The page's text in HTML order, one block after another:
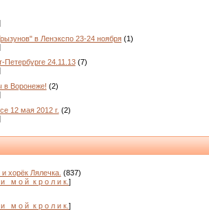
в Ленэкспо 23-24 ноября (1)
Петербурге 24.11.13 (7)
в Воронеже! (2)
12 мая 2012 г. (2)
хорёк Лялечка. (837)
м о й_к р о л и к. ]
м о й_к р о л и к. ]